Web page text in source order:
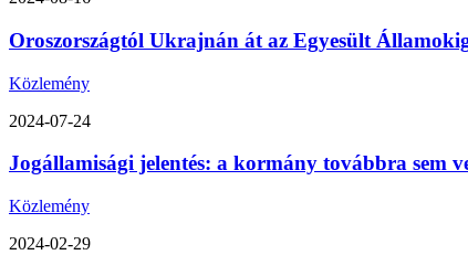
Oroszországtól Ukrajnán át az Egyesült
Közlemény
2024-07-24
Jogállamisági jelentés: a kormány továbbra sem
Közlemény
2024-02-29